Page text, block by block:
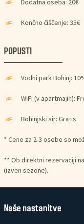
Dodatna oseba: 20€
Končno čiščenje: 35€
POPUSTI
Vodni park Bohinj:
WiFi (v apartmajih):
Bohinjski sir: Gratis
* Cene za 2-3 osebe so
** Ob direktni rezervaciji
(izven sezone).
Naše nastanitve